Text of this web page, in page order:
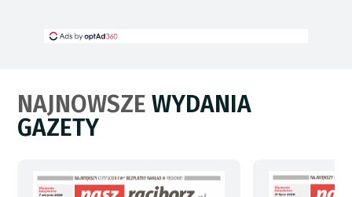
NAJNOWSZEWYDANIA
GAZETY